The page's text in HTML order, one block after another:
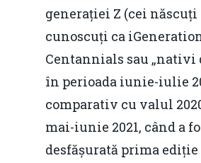
generației Z (cei născuți
cunoscuți ca
Centannials sau „nativi
în perioada iunie-iulie
comparativ cu valul
mai-iunie 2021, când a
desfășurată prima ediție